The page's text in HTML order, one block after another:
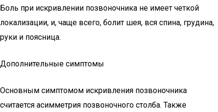
Боль при искривлении позвоночника не имеет четкой
локализации, и, чаще всего, болит шея, вся спина, грудина,
руки и поясница.
Дополнительные симптомы
Основным симптомом искривления позвоночника
считается асимметрия позвоночного столба. Также